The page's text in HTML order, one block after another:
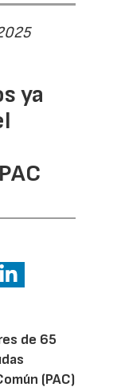
ya
de 65
(PAC)